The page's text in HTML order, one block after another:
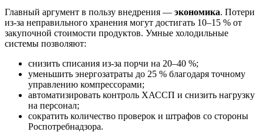
Главный аргумент в пользу внедрения — экономика. Потери
из-за неправильного хранения могут достигать 10–15 % от
закупочной стоимости продуктов. Умные холодильные
системы позволяют:
снизить списания из-за порчи на 20–40 %;
уменьшить энергозатраты до 25 % благодаря точному
управлению компрессорами;
автоматизировать контроль ХАССП и снизить нагрузку
на персонал;
сократить количество проверок и штрафов со стороны
Роспотребнадзора.